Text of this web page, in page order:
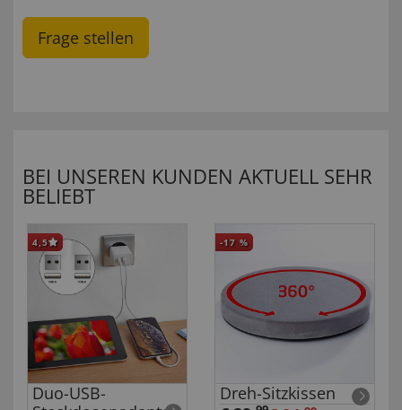
Frage stellen
BEI UNSEREN KUNDEN AKTUELL SEHR
BELIEBT
4,5
Duo-USB-
-17 %
Dreh-Sitzkissen